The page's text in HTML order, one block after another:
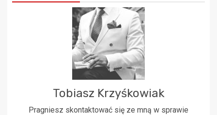
Tobiasz Krzyśkowiak
Pragniesz skontaktować się ze mną w sprawie